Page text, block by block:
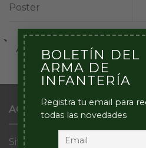
BOLETÍN DEL
ARMA DE
INFANTERÍA
Registra tu email para
todas las novedades
Poster
ANOTHER PRINT PACKAGE
ACERCA DE ESTE SITIO
Sitio Web del Arma de